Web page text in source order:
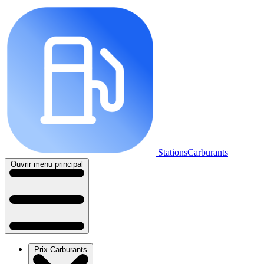
StationsCarburants
Ouvrir menu principal
Prix Carburants